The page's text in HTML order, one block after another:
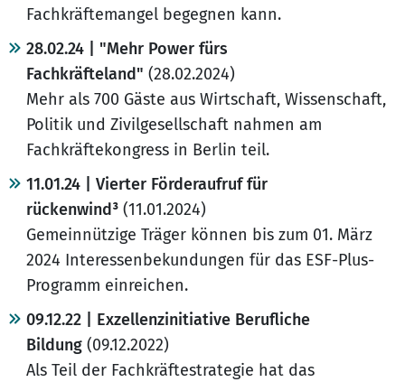
Fachkräftemangel begegnen kann.
28.02.24 | "Mehr Power fürs
Fachkräfteland" (28.02.2024)
Mehr als 700 Gäste aus Wirtschaft, Wissenschaft,
Politik und Zivilgesellschaft nahmen am
Fachkräftekongress in Berlin teil.
11.01.24 | Vierter Förderaufruf für
rückenwind³ (11.01.2024)
Gemeinnützige Träger können bis zum 01. März
2024 Interessenbekundungen für das ESF-Plus-
Programm einreichen.
09.12.22 | Exzellenzinitiative Berufliche
Bildung (09.12.2022)
Als Teil der Fachkräftestrategie hat das